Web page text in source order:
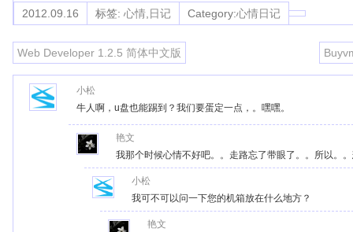
2012.09.16 标签: 心情,日记 Category:心情日记
Web Developer 1.2.5 简体中文版
小松
牛人啊，u盘也能踢到？我们要蛋定一点，。嘿嘿。
艳文
我那个时候心情不好吧。。走路忘了带眼了。。所以。
小松
我可不可以问一下您的机箱放在什么地方？
艳文